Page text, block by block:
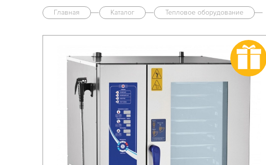
Главная Каталог Тепловое оборудование